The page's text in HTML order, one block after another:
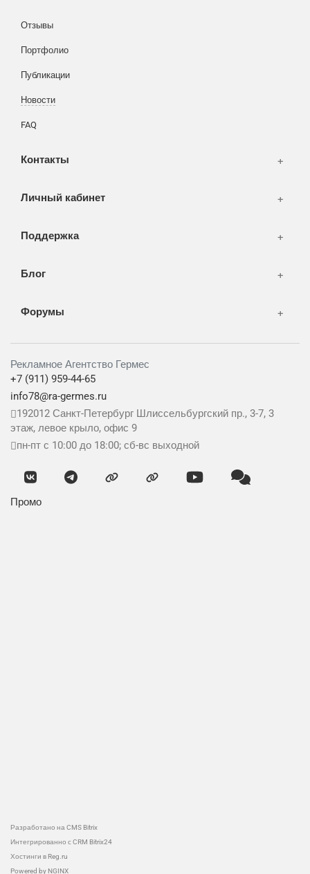
Отзывы
Портфолио
Публикации
Новости
FAQ
Контакты
Личный кабинет
Поддержка
Блог
Разное
WEB и технологии
Форумы
Рекламное Агентство Гермес
+7 (911) 959-44-65
info78@ra-germes.ru
192012 Санкт-Петербург Шлиссельбургский пр., 3-7, 3
этаж, левое крыло, офис 9
пн-пт с 10:00 до 18:00; сб-вс выходной
Промо
Разработано на CMS Bitrix
Интегрированно с CRM Bitrix24
Хостинги в Reg.ru
Powered by NGINX